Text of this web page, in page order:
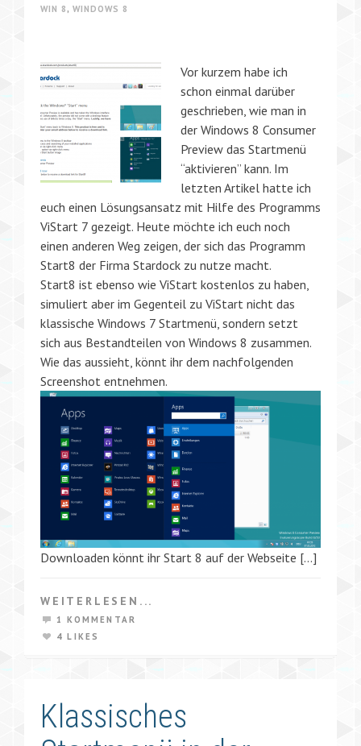
WIN 8 , WINDOWS 8
Vor kurzem habe ich
schon einmal darüber
geschrieben, wie man in
der Windows 8 Consumer
Preview das Startmenü
“aktivieren” kann. Im
letzten Artikel hatte ich
euch einen Lösungsansatz mit Hilfe des Programms
ViStart 7 gezeigt. Heute möchte ich euch noch
einen anderen Weg zeigen, der sich das Programm
Start8 der Firma Stardock zu nutze macht.
Start8 ist ebenso wie ViStart kostenlos zu haben,
simuliert aber im Gegenteil zu ViStart nicht das
klassische Windows 7 Startmenü, sondern setzt
sich aus Bestandteilen von Windows 8 zusammen.
Wie das aussieht, könnt ihr dem nachfolgenden
Screenshot entnehmen.
Downloaden könnt ihr Start 8 auf der Webseite […]
WEITERLESEN...
1 KOMMENTAR
4 LIKES
Klassisches